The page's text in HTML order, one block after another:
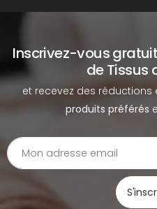
Inscrivez-vous
de Tissus
et recevez des
produits préférés